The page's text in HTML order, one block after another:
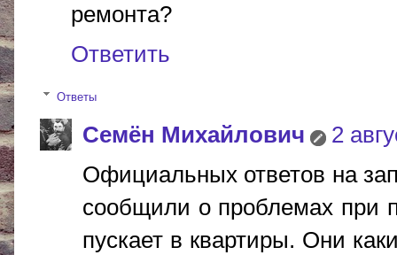
ремонта?
Ответить
Ответы
Cемён Михайлович
2
Официальных ответов на
сообщили о проблемах при
пускает в квартиры. Они